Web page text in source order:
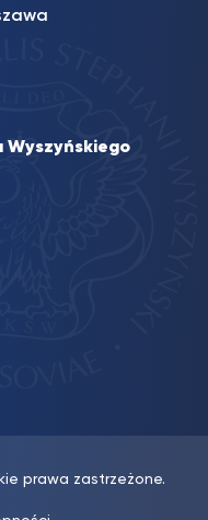
Wyszyńskiego
prawa zastrzeżone.